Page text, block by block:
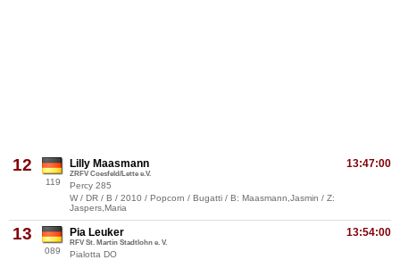
12
119
13:47:00
Lilly Maasmann
ZRFV Coesfeld/Lette e.V.
Percy 285
W / DR / B / 2010 / Popcorn / Bugatti / B: Maasmann,Jasmin / Z:
Jaspers,Maria
13
089
13:54:00
Pia Leuker
RFV St. Martin Stadtlohn e. V.
Pialotta DO